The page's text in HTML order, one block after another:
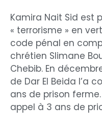
Kamira Nait Sid est
« terrorisme » en
code pénal en
chrétien Slimane
Chebib. En
de Dar El Beida l’a
ans de prison
appel à 3 ans de